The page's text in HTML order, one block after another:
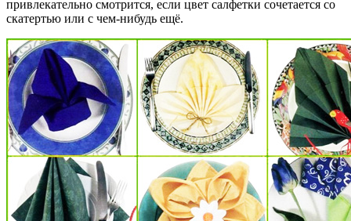
привлекательно смотрится, если цвет салфетки сочетается со
скатертью или с чем-нибудь ещё.